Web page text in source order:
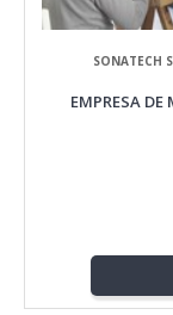
SONATECH
EMPRESA